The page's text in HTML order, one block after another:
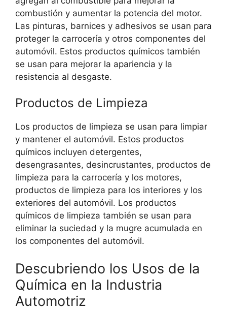
combustión y aumentar la potencia del motor.
Las pinturas, barnices y adhesivos se usan para
proteger la carrocería y otros componentes del
automóvil. Estos productos químicos también
se usan para mejorar la apariencia y la
resistencia al desgaste.
Productos de Limpieza
Los productos de limpieza se usan para limpiar
y mantener el automóvil. Estos productos
químicos incluyen detergentes,
desengrasantes, desincrustantes, productos de
limpieza para la carrocería y los motores,
productos de limpieza para los interiores y los
exteriores del automóvil. Los productos
químicos de limpieza también se usan para
eliminar la suciedad y la mugre acumulada en
los componentes del automóvil.
Descubriendo los Usos de la
Química en la Industria
Automotriz